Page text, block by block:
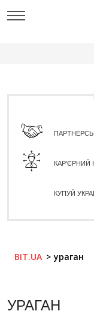
КАР'ЄРНИЙ
КУПУЙ
BIT.UA ураган
УРАГАН